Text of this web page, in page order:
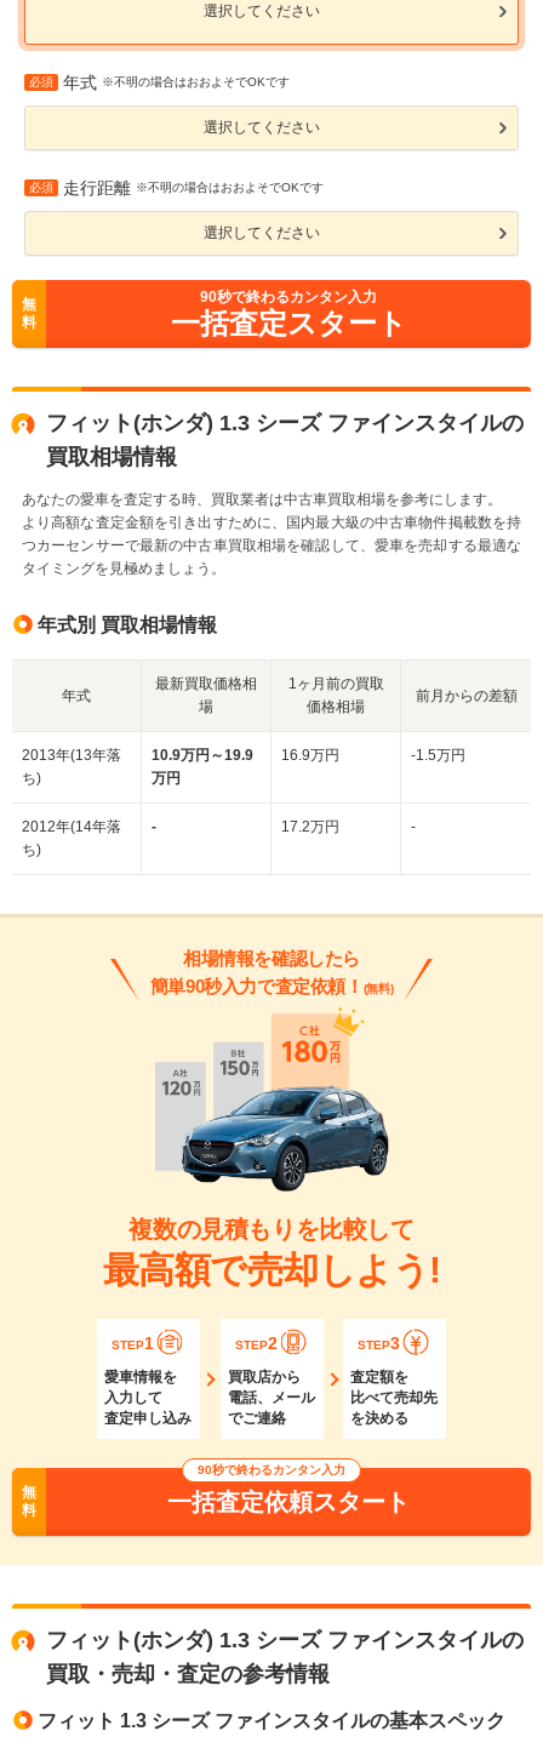
選択してください
必須 年式 ※不明の場合はおおよそでOKです
選択してください
必須 走行距離 ※不明の場合はおおよそでOKです
選択してください
無
料
90秒で終わるカンタン入力
一括査定スタート
フィット(ホンダ) 1.3 シーズ ファインスタイルの
買取相場情報
あなたの愛車を査定する時、買取業者は中古車買取相場を参考にします。
より高額な査定金額を引き出すために、国内最大級の中古車物件掲載数を持
つカーセンサーで最新の中古車買取相場を確認して、愛車を売却する最適な
タイミングを見極めましょう。
年式別 買取相場情報
年式
最新買取価格相
場
1ヶ月前の買取
価格相場
前月からの差額
2013年(13年落
ち)
10.9万円～19.9
万円
16.9万円 -1.5万円
2012年(14年落
ち)
- 17.2万円 -
相場情報を確認したら
簡単90秒入力で査定依頼！ (無料)
複数の見積もりを比較して
最高額で売却しよう!
STEP1
愛車情報を
入力して
査定申し込み
STEP2
買取店から
電話、メール
でご連絡
STEP3
査定額を
比べて売却先
を決める
無
料
90秒で終わるカンタン入力
一括査定依頼スタート
フィット(ホンダ) 1.3 シーズ ファインスタイルの
買取・売却・査定の参考情報
フィット 1.3 シーズ ファインスタイルの基本スペック